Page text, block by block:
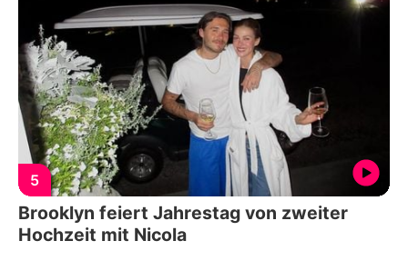
5
Brooklyn feiert Jahrestag von zweiter
Hochzeit mit Nicola